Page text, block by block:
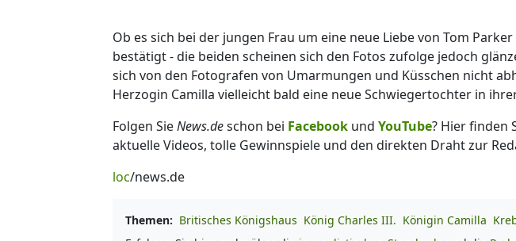
Ob es sich bei der jungen Frau um eine neue Liebe von Tom
bestätigt - die beiden scheinen sich den Fotos zufolge jedoch
sich von den Fotografen von Umarmungen und Küsschen nicht
Herzogin Camilla vielleicht bald eine neue Schwiegertochter in
Folgen SieNews.deschon bei Facebook und YouTube? Hier finden
aktuelle Videos, tolle Gewinnspiele und den direkten Draht zur
loc/news.de
Themen: Britisches Königshaus König Charles III. Königin Camilla